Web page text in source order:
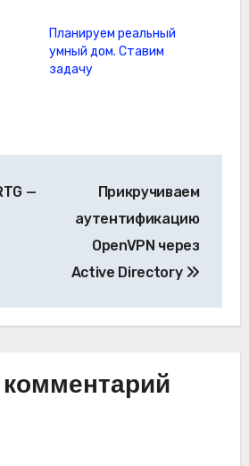
Планируем реальный
умный дом. Ставим
задачу
—
Прикручиваем
аутентификацию
OpenVPN через
Active Directory